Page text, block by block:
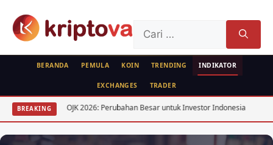
untuk:
BERANDA PEMULA KOIN TRENDING INDIKATOR
EXCHANGES TRADER
BREAKING
OJK 2026: Perubahan Besar untuk Investor Indonesia Kesalahan